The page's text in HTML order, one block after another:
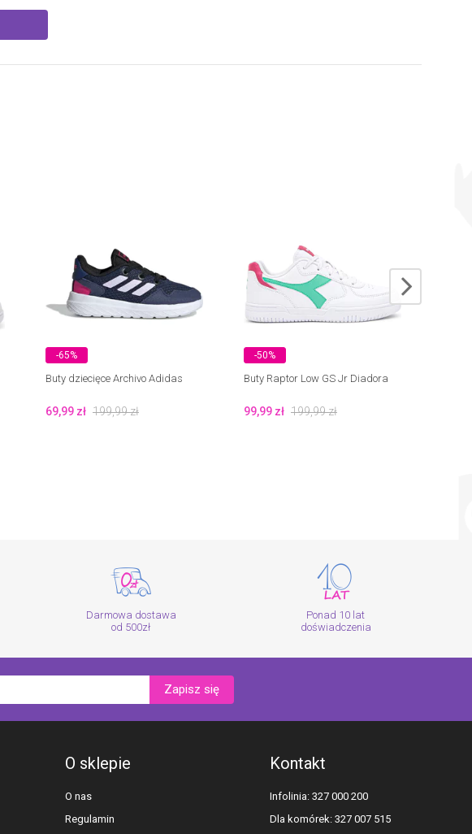
-65%
Buty dziecięce Archivo Adidas
69,99 zł 199,99zł
-50%
Buty Raptor Low GS Jr Diadora
99,99 zł 199,99zł
Darmowa dostawa
od 500zł
Ponad 10 lat
doświadczenia
Zapisz się
O sklepie
O nas
Regulamin
Kontakt
Infolinia: 327 000 200
Dla komórek: 327 007 515